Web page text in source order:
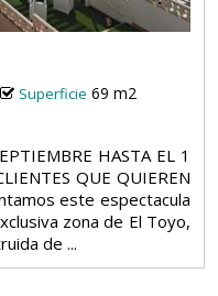
Superficie 69 m2
HASTA EL 1
QUE QUIEREN
este espectacula
zona de El Toyo,
de ...